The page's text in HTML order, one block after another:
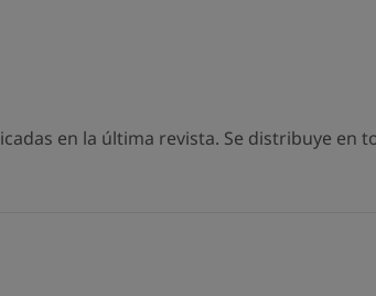
en la última revista. Se distribuye en